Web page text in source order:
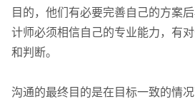
目的，他们有必要完善自己的方案
计师必须相信自己的专业能力，有
和判断。
沟通的最终目的是在目标一致的情